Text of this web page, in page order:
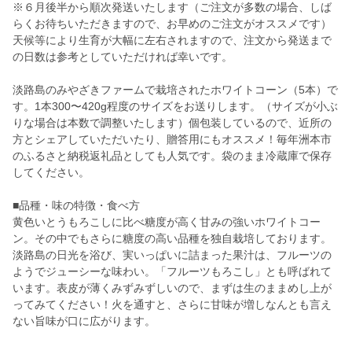
※６月後半から順次発送いたします（ご注文が多数の場合、しば
らくお待ちいただきますので、お早めのご注文がオススメです）
天候等により生育が大幅に左右されますので、注文から発送まで
の日数は参考としていただければ幸いです。
淡路島のみやざきファームで栽培されたホワイトコーン（5本）で
す。1本300〜420g程度のサイズをお送りします。（サイズが小ぶ
りな場合は本数で調整いたします）個包装しているので、近所の
方とシェアしていただいたり、贈答用にもオススメ！毎年洲本市
のふるさと納税返礼品としても人気です。袋のまま冷蔵庫で保存
してください。
■品種・味の特徴・食べ方
黄色いとうもろこしに比べ糖度が高く甘みの強いホワイトコー
ン。その中でもさらに糖度の高い品種を独自栽培しております。
淡路島の日光を浴び、実いっぱいに詰まった果汁は、フルーツの
ようでジューシーな味わい。「フルーツもろこし」とも呼ばれて
います。表皮が薄くみずみずしいので、まずは生のままめし上が
ってみてください！火を通すと、さらに甘味が増しなんとも言え
ない旨味が口に広がります。